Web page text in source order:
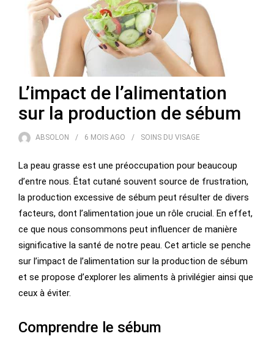
L’impact de l’alimentation
sur la production de sébum
ABSOLON 6 MOIS AGO SOINS DU VISAGE
La peau grasse est une préoccupation pour beaucoup
d’entre nous. État cutané souvent source de frustration,
la production excessive de sébum peut résulter de divers
facteurs, dont l’alimentation joue un rôle crucial. En effet,
ce que nous consommons peut influencer de manière
significative la santé de notre peau. Cet article se penche
sur l’impact de l’alimentation sur la production de sébum
et se propose d’explorer les aliments à privilégier ainsi que
ceux à éviter.
Comprendre le sébum